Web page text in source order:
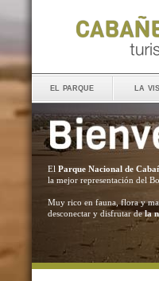
el parque la
El Parque Nacional de
la mejor representación del
Muy rico en fauna, flora y
desconectar y disfrutar dela